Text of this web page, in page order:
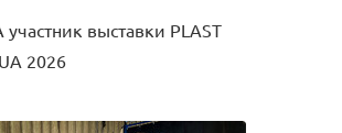
выставки PLAST
2026